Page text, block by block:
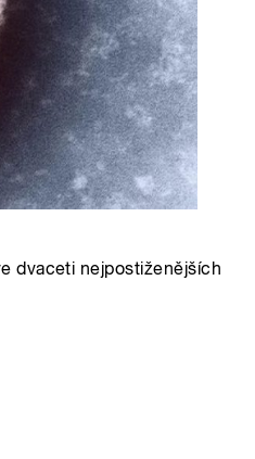
dvaceti nejpostiženějších